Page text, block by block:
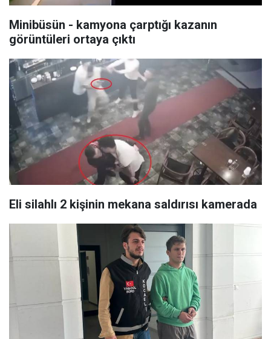
Minibüsün - kamyona çarptığı kazanın
görüntüleri ortaya çıktı
Eli silahlı 2 kişinin mekana saldırısı kamerada